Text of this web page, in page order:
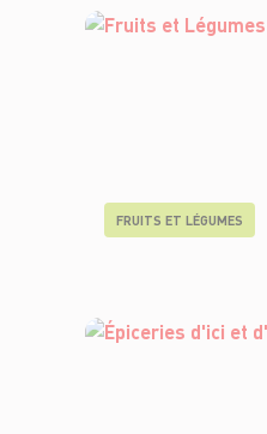
FRUITS ET LÉGUMES